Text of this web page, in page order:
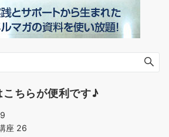
こちらが便利です♪
9
座 26